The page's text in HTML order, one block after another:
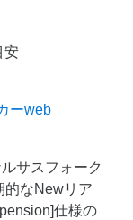
安
ーweb
サスフォーク
的なNewリア
仕様の